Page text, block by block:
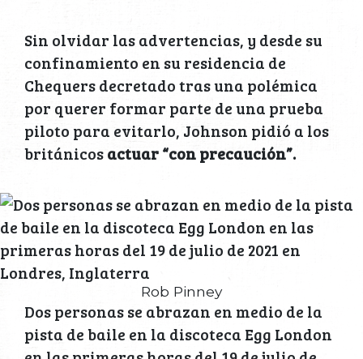
Sin olvidar las advertencias, y desde su
confinamiento en su residencia de
Chequers decretado tras una polémica
por querer formar parte de una prueba
piloto para evitarlo, Johnson pidió a los
británicosactuar “con precaución”.
Rob Pinney
Dos personas se abrazan en medio de la
pista de baile en la discoteca Egg London